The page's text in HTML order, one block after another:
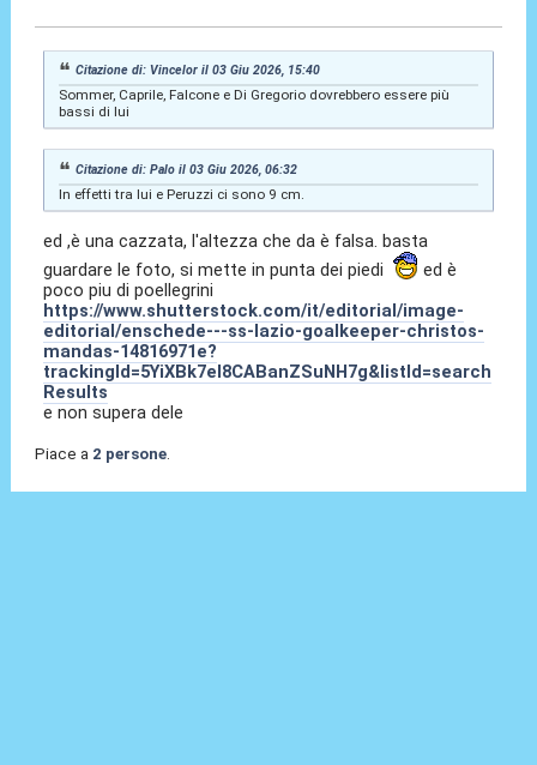
Citazione di: Vincelor il 03 Giu 2026, 15:40
Sommer, Caprile, Falcone e Di Gregorio dovrebbero essere più
bassi di lui
Citazione di: Palo il 03 Giu 2026, 06:32
In effetti tra lui e Peruzzi ci sono 9 cm.
ed ,è una cazzata, l'altezza che da è falsa. basta
guardare le foto, si mette in punta dei piedi
ed è
poco piu di poellegrini
https://www.shutterstock.com/it/editorial/image-
editorial/enschede---ss-lazio-goalkeeper-christos-
mandas-14816971e?
trackingId=5YiXBk7eI8CABanZSuNH7g&listId=search
Results
e non supera dele
Piace a 2 persone.